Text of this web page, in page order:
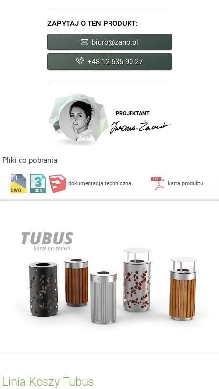
ZAPYTAJ O TEN PRODUKT:
biuro@zano.pl
+48 12 636 90 27
PROJEKTANT
Pliki do pobrania
dokumentacja techniczna karta produktu
Linia Koszy Tubus